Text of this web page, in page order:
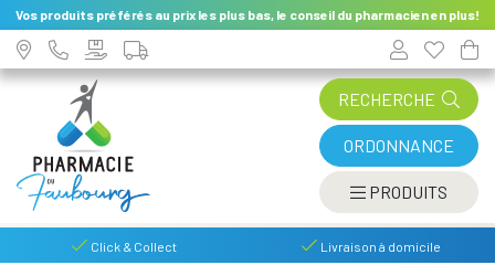
Vos produits préférés au prix les plus bas, le conseil du pharmacien en plus!
RECHERCHE
ORDONNANCE
PRODUITS
Click & Collect Livraison à domicile